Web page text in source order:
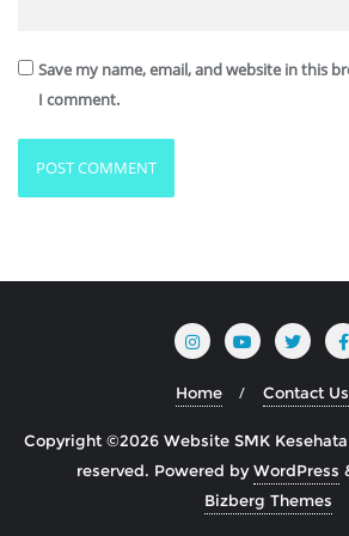
Save my name, email, and website in this
I comment.
Home Contact Us
Copyright ©2026 Website SMK
reserved. Powered byWordPress
Bizberg Themes